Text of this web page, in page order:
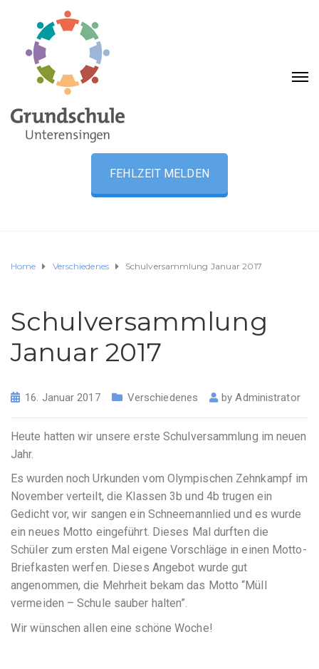
FEHLZEIT MELDEN
Home Verschiedenes Schulversammlung Januar 2017
Schulversammlung
Januar 2017
16. Januar 2017 Verschiedenes byAdministrator
Heute hatten wir unsere erste Schulversammlung im neuen
Jahr.
Es wurden noch Urkunden vom Olympischen Zehnkampf im
November verteilt, die Klassen 3b und 4b trugen ein
Gedicht vor, wir sangen ein Schneemannlied und es wurde
ein neues Motto eingeführt. Dieses Mal durften die
Schüler zum ersten Mal eigene Vorschläge in einen Motto-
Briefkasten werfen. Dieses Angebot wurde gut
angenommen, die Mehrheit bekam das Motto “Müll
vermeiden – Schule sauber halten”.
Wir wünschen allen eine schöne Woche!